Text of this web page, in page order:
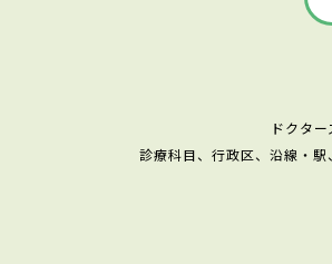
ドクタ
診療科目、行政区、沿線・